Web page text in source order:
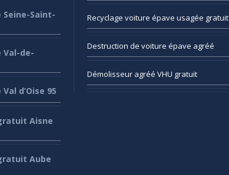
Seine-Saint-
Val-de-
Val d’Oise 95
Aisne
Aube
Recyclage voiture épave usagée gratuit
Destruction de voiture épave agréé
Démolisseuragréé VHU gratuit